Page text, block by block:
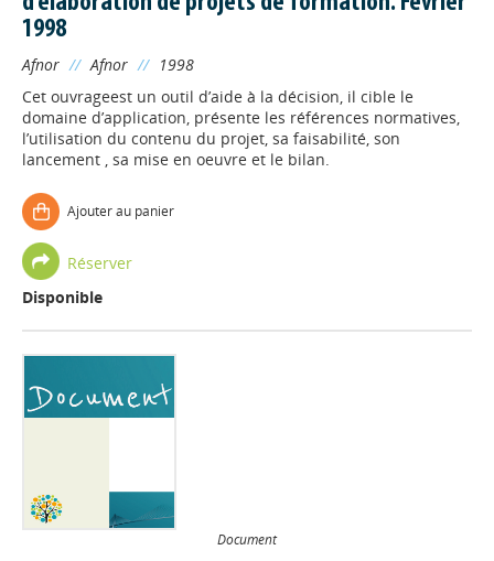
1998
Afnor // Afnor // 1998
Cet ouvrageest un outil d’aide à la décision, il cible le
domaine d’application, présente les références normatives,
l’utilisation du contenu du projet, sa faisabilité, son
lancement , sa mise en oeuvre et le bilan.
Ajouter au panier
Réserver
Disponible
Document